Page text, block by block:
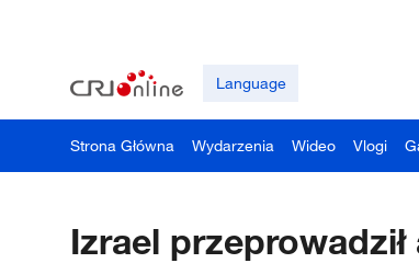
Language
Strona Główna Wydarzenia Wideo Vlogi
Izrael